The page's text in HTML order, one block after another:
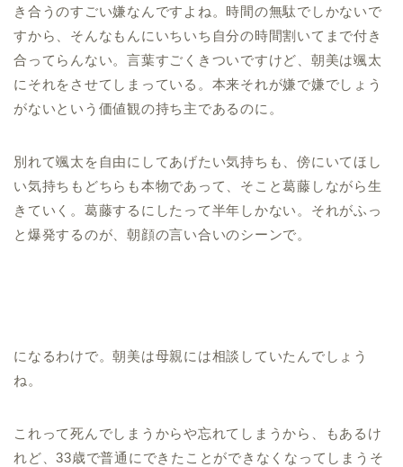
き合うのすごい嫌なんですよね。時間の無駄でしかないで
すから、そんなもんにいちいち自分の時間割いてまで付き
合ってらんない。言葉すごくきついですけど、朝美は颯太
にそれをさせてしまっている。本来それが嫌で嫌でしょう
がないという価値観の持ち主であるのに。
別れて颯太を自由にしてあげたい気持ちも、傍にいてほし
い気持ちもどちらも本物であって、そこと葛藤しながら生
きていく。葛藤するにしたって半年しかない。それがふっ
と爆発するのが、朝顔の言い合いのシーンで。
になるわけで。朝美は母親には相談していたんでしょう
ね。
これって死んでしまうからや忘れてしまうから、もあるけ
れど、33歳で普通にできたことができなくなってしまうそ